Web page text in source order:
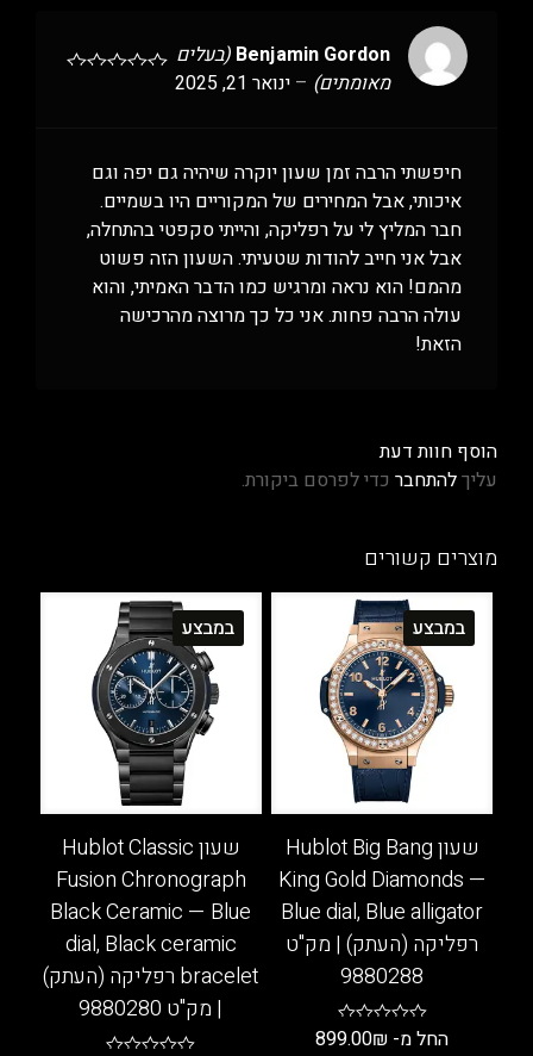
Benjamin Gordon (בעלים
מאומתים) – ינואר 21, 2025
חיפשתי הרבה זמן שעון יוקרה שיהיה גם יפה וגם
איכותי, אבל המחירים של המקוריים היו בשמיים.
חבר המליץ לי על רפליקה, והייתי סקפטי בהתחלה,
אבל אני חייב להודות שטעיתי. השעון הזה פשוט
מהמם! הוא נראה ומרגיש כמו הדבר האמיתי, והוא
עולה הרבה פחות. אני כל כך מרוצה מהרכישה
הזאת!
הוסף חוות דעת
עליךלהתחבר כדי לפרסם ביקורת.
מוצרים קשורים
במבצע
שעון Hublot Big Bang
King Gold Diamonds —
Blue dial, Blue alligator
רפליקה (העתק) | מק"ט
9880288
החל מ- 899.00₪
במבצע
שעון Hublot Classic
Fusion Chronograph
Black Ceramic — Blue
dial, Black ceramic
bracelet רפליקה (העתק)
| מק"ט 9880280